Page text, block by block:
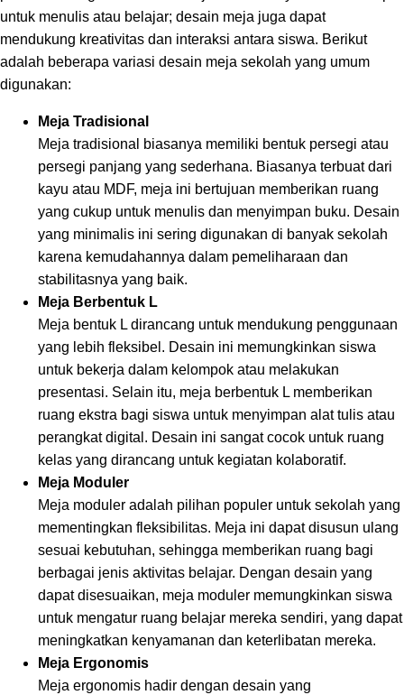
untuk menulis atau belajar; desain meja juga dapat
mendukung kreativitas dan interaksi antara siswa. Berikut
adalah beberapa variasi desain meja sekolah yang umum
digunakan:
Meja Tradisional
Meja tradisional biasanya memiliki bentuk persegi atau
persegi panjang yang sederhana. Biasanya terbuat dari
kayu atau MDF, meja ini bertujuan memberikan ruang
yang cukup untuk menulis dan menyimpan buku. Desain
yang minimalis ini sering digunakan di banyak sekolah
karena kemudahannya dalam pemeliharaan dan
stabilitasnya yang baik.
Meja Berbentuk L
Meja bentuk L dirancang untuk mendukung penggunaan
yang lebih fleksibel. Desain ini memungkinkan siswa
untuk bekerja dalam kelompok atau melakukan
presentasi. Selain itu, meja berbentuk L memberikan
ruang ekstra bagi siswa untuk menyimpan alat tulis atau
perangkat digital. Desain ini sangat cocok untuk ruang
kelas yang dirancang untuk kegiatan kolaboratif.
Meja Moduler
Meja moduler adalah pilihan populer untuk sekolah yang
mementingkan fleksibilitas. Meja ini dapat disusun ulang
sesuai kebutuhan, sehingga memberikan ruang bagi
berbagai jenis aktivitas belajar. Dengan desain yang
dapat disesuaikan, meja moduler memungkinkan siswa
untuk mengatur ruang belajar mereka sendiri, yang dapat
meningkatkan kenyamanan dan keterlibatan mereka.
Meja Ergonomis
Meja ergonomis hadir dengan desain yang